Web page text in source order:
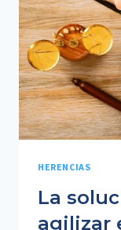
CÓMO
HERENCIAS
La
agilizar